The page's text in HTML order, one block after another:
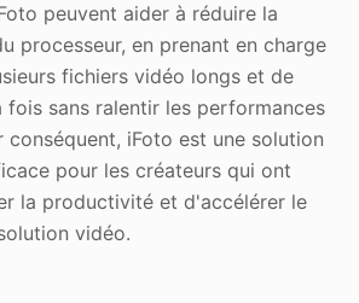
peuvent aider à réduire la
processeur, en prenant en charge
fichiers vidéo longs et de
fois sans ralentir les performances
conséquent, iFoto est une solution
pour les créateurs qui ont
la productivité et d'accélérer le
vidéo.